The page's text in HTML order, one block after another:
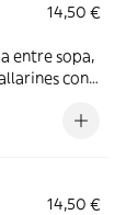
14,50 €
entre sopa,
con
14,50 €